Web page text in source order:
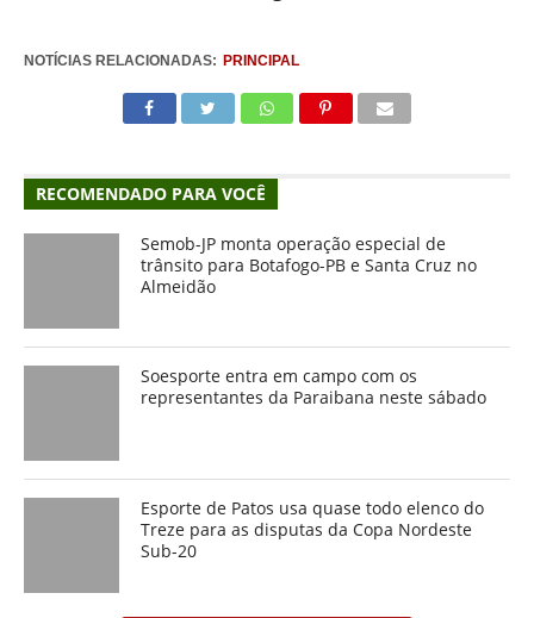
NOTÍCIAS RELACIONADAS: PRINCIPAL
RECOMENDADO PARA VOCÊ
Semob-JP monta operação especial de
trânsito para Botafogo-PB e Santa Cruz no
Almeidão
Soesporte entra em campo com os
representantes da Paraibana neste sábado
Esporte de Patos usa quase todo elenco do
Treze para as disputas da Copa Nordeste
Sub-20